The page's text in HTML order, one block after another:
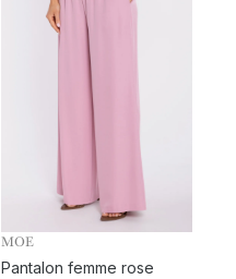
MOE
Pantalon femme rose